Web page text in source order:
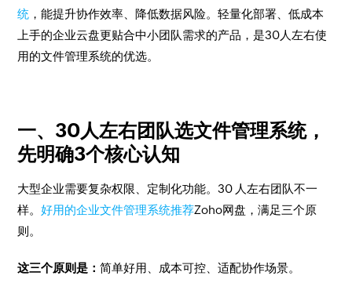
统 ，能提升协作效率、降低数据风险。轻量化部署、低成本
上手的企业云盘更贴合中小团队需求的产品，是30人左右使
用的文件管理系统的优选。
一、30人左右团队选文件管理系统，
先明确3个核心认知
大型企业需要复杂权限、定制化功能。30 人左右团队不一
样。好用的企业文件管理系统推荐Zoho网盘，满足三个原
则。
这三个原则是：简单好用、成本可控、适配协作场景。